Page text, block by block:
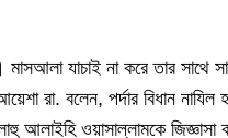
যাচাই না করে তার
রা. বলেন, পর্দার
আলাইহি ওয়াসাল্লামকে